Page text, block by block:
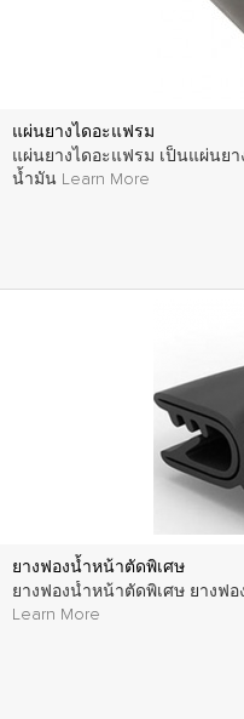
แผ่นยางไดอะแฟรม
แผ่นยางไดอะแฟรม เป็นแผ่นยา
น้ำมัน Learn More
ยางฟองน้ำหน้าตัดพิเศษ
ยางฟองน้ำหน้าตัดพิเศษ ยางฟ
Learn More